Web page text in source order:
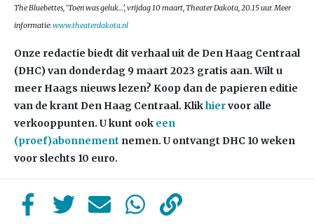
The Bluebettes, ‘Toen was geluk…’, vrijdag 10 maart, Theater Dakota, 20.15 uur. Meer
informatie:www.theaterdakota.nl
Onze redactie biedt dit verhaal uit de Den Haag Centraal
(DHC) van donderdag 9 maart 2023 gratis aan. Wilt u
meer Haags nieuws lezen? Koop dan de papieren editie
van de krant Den Haag Centraal. Klikhiervoor alle
verkooppunten. U kunt ook een
(proef)abonnement nemen. U ontvangt DHC 10 weken
voor slechts 10 euro.